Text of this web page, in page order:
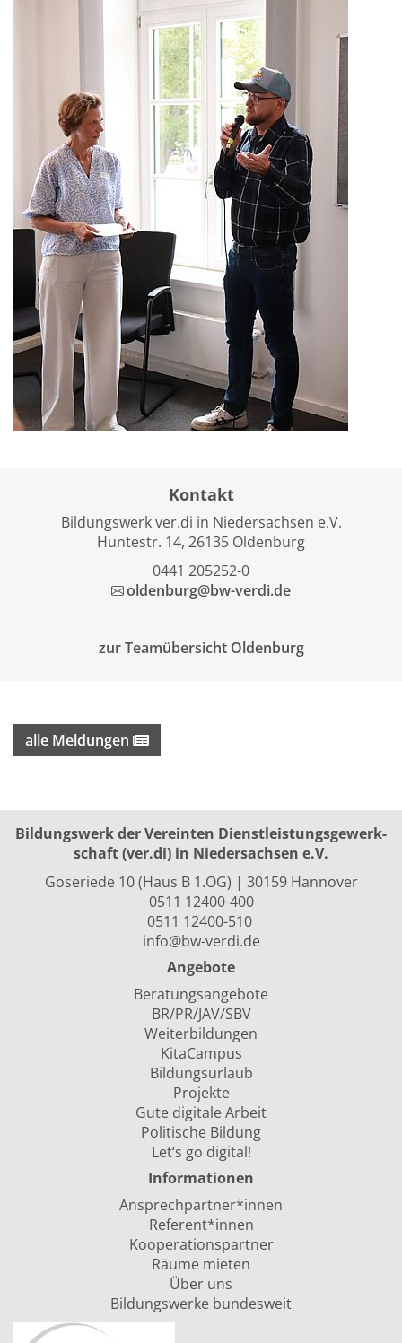
Kontakt
Bildungswerk ver.di in Niedersachsen e.V.
Huntestr. 14, 26135 Oldenburg
0441 205252-0
oldenburg@bw-verdi.de
zur Teamübersicht Oldenburg
alle Meldungen
Bildungswerk der Vereinten Dienst­leis­tungs­ge­werk­
schaft (ver.di) in Niedersachsen e.V.
Goseriede 10 (Haus B 1.OG) | 30159 Hannover
0511 12400-400
0511 12400-510
info@bw-verdi.de
Angebote
Beratungsangebote
BR/PR/JAV/SBV
Weiterbildungen
KitaCampus
Bildungsurlaub
Projekte
Gute digitale Arbeit
Politische Bildung
Let‘s go digital!
Informationen
Ansprechpartner*innen
Referent*innen
Kooperationspartner
Räume mieten
Über uns
Bildungswerke bundesweit